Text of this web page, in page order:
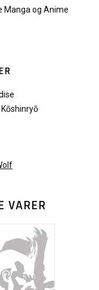
Manga og Anime
VARER